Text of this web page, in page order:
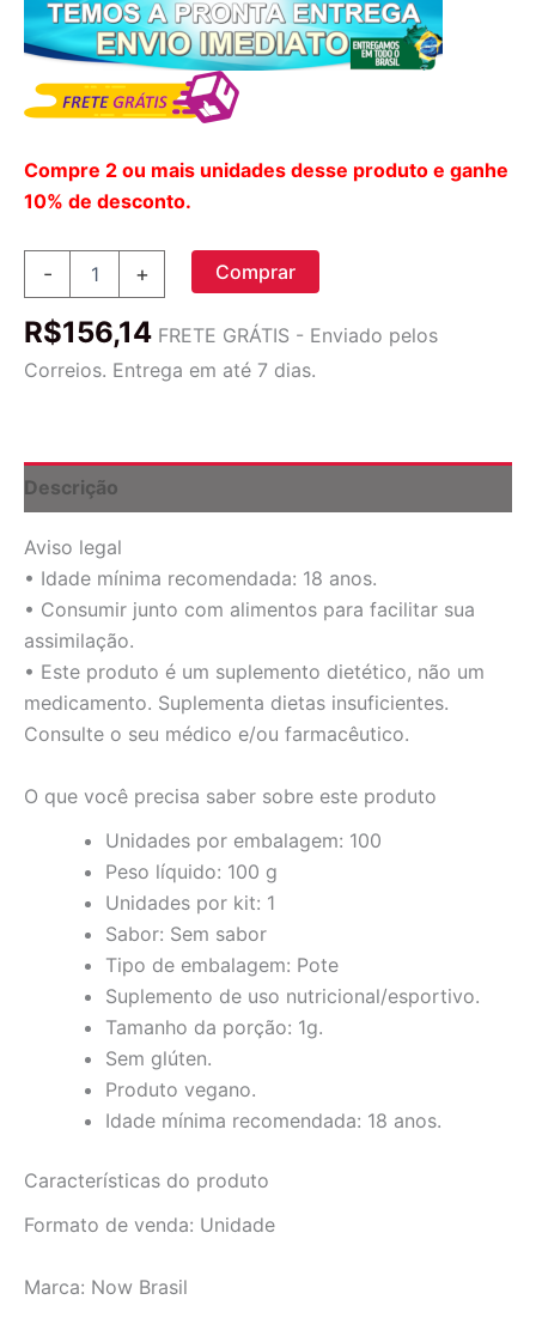
Compre 2 ou mais unidades desse produto e ganhe
10% de desconto.
-
1000mcg
Sublingual
Sem
Sabor
+ Comprar
R$156,14 FRETE GRÁTIS - Enviado pelos
Correios. Entrega em até 7 dias.
Descrição
Aviso legal
• Idade mínima recomendada: 18 anos.
• Consumir junto com alimentos para facilitar sua
assimilação.
• Este produto é um suplemento dietético, não um
medicamento. Suplementa dietas insuficientes.
Consulte o seu médico e/ou farmacêutico.
O que você precisa saber sobre este produto
Unidades por embalagem: 100
Peso líquido: 100 g
Unidades por kit: 1
Sabor: Sem sabor
Tipo de embalagem: Pote
Suplemento de uso nutricional/esportivo.
Tamanho da porção: 1g.
Sem glúten.
Produto vegano.
Idade mínima recomendada: 18 anos.
Características do produto
Formato de venda: Unidade
Marca: Now Brasil